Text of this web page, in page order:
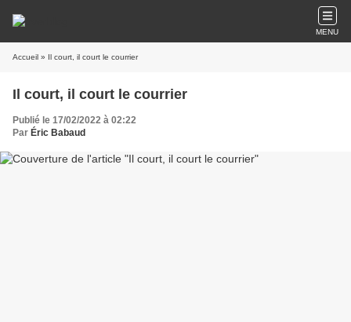
MENU
Accueil » Il court, il court le courrier
Il court, il court le courrier
Publié le 17/02/2022 à 02:22
Par Éric Babaud